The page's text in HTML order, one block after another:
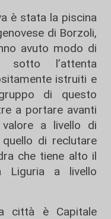
è stata la piscina
di Borzoli,
avuto modo di
sotto l’attenta
istruiti e
di questo
a portare avanti
a livello di
di reclutare
che tiene alto il
Liguria a livello
città è Capitale